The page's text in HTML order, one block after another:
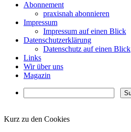
Abonnement
praxisnah abonnieren
Impressum
Impressum auf einen Blick
Datenschutzerklärung
Datenschutz auf einen Blick
Links
Wir über uns
Magazin
Kurz zu den Cookies